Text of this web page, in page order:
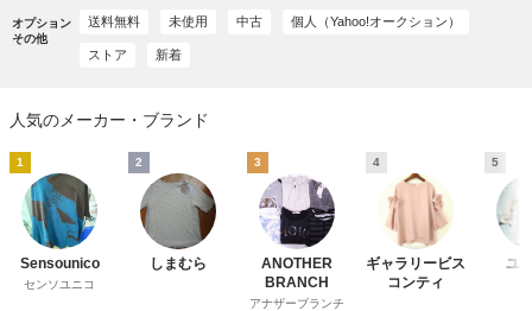
オプション
その他
送料無料 未使用 中古 個人（Yahoo!オークション）
ストア 新着
人気のメーカー・ブランド
1
Sensounico
センソユニコ
2
しまむら
3
ANOTHER
BRANCH
アナザーブランチ
4
ギャラリービス
コンティ
5
ユ